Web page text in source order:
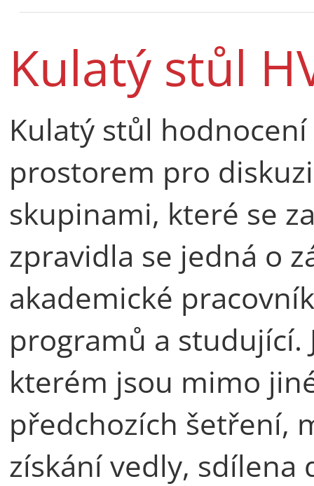
Kulatý stůl
Kulatý stůl
prostorem pro
skupinami, které se
zpravidla se jedná o
akademické
programů a studující.
kterém jsou mimo
předchozích šetření,
získání vedly, sdílena